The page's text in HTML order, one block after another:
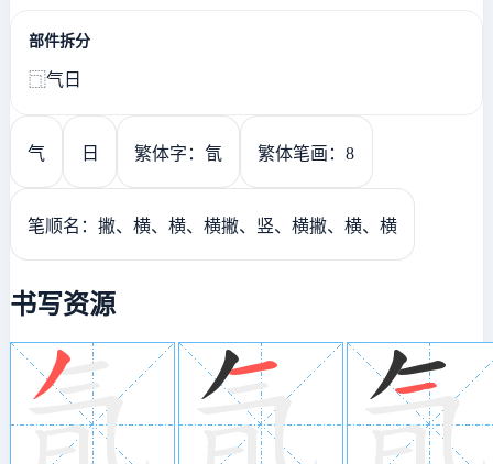
部件拆分
⿹气日
气 日 繁体字：氜 繁体笔画：8
笔顺名：撇、横、横、横撇、竖、横撇、横、横
书写资源